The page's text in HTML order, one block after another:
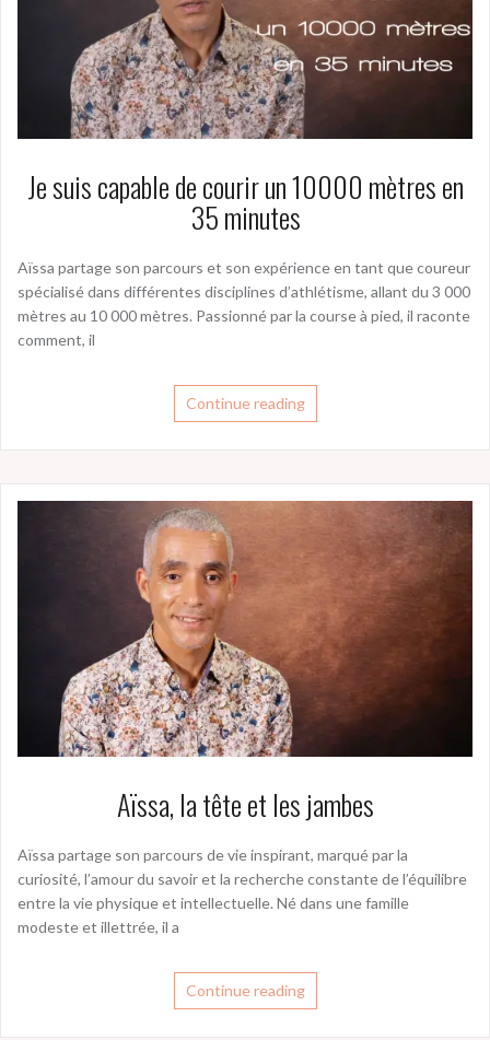
Je suis capable de courir un 10000 mètres en
35 minutes
Aïssa partage son parcours et son expérience en tant que coureur
spécialisé dans différentes disciplines d’athlétisme, allant du 3 000
mètres au 10 000 mètres. Passionné par la course à pied, il raconte
comment, il
Continue reading
Aïssa, la tête et les jambes
Aïssa partage son parcours de vie inspirant, marqué par la
curiosité, l’amour du savoir et la recherche constante de l’équilibre
entre la vie physique et intellectuelle. Né dans une famille
modeste et illettrée, il a
Continue reading